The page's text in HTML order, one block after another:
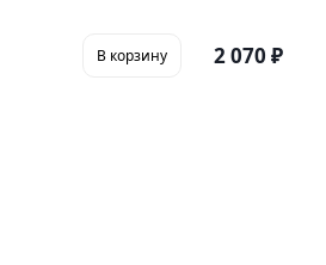
В корзину 2 070 ₽